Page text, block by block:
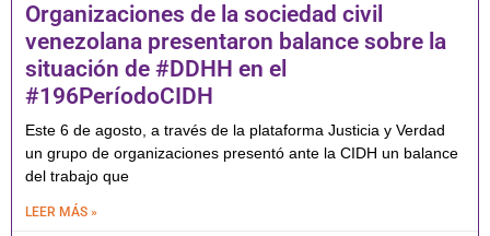
Organizaciones de la sociedad civil
venezolana presentaron balance sobre la
situación de #DDHH en el
#196PeríodoCIDH
Este 6 de agosto, a través de la plataforma Justicia y Verdad
un grupo de organizaciones presentó ante la CIDH un balance
del trabajo que
LEER MÁS »